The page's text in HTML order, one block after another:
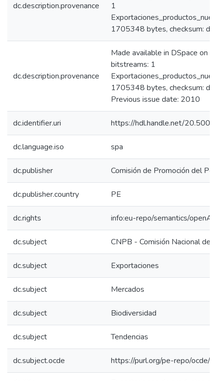
dc.description.provenance
1
1705348 bytes, checksum:
dc.description.provenance
Made available in DSpace on
bitstreams: 1
1705348 bytes, checksum:
Previous issue date: 2010
dc.identifier.uri https://hdl.handle.net/
dc.language.iso spa
dc.publisher Comisión de Promoción del
dc.publisher.country PE
dc.rights info:eu-repo/semantics/
dc.subject CNPB - Comisión Nacional de
dc.subject Exportaciones
dc.subject Mercados
dc.subject Biodiversidad
dc.subject Tendencias
dc.subject.ocde https://purl.org/pe-repo/ocde/